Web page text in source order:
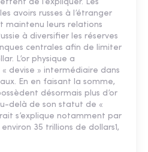
de l’expliquer. Les
avoirs russes à l’étranger
maintenu leurs relations
à diversifier les réserves
centrales afin de limiter
L’or physique a
devise » intermédiaire dans
En en faisant la somme,
désormais plus d’or
delà de son statut de «
s’explique notamment par
35 trillions de dollars1,